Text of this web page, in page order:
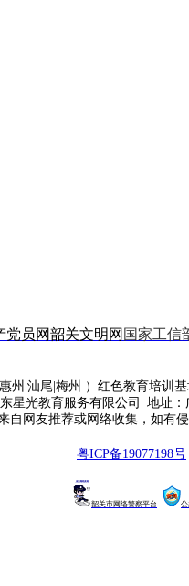
党员网韶关文明网 国家工信
州|汕尾|梅州 ）红色教育培训
星光教育服务有限公司| 地址
自网友推荐或网络收集，如有
粤ICP备19077198号
韶关市网络警察平台 公